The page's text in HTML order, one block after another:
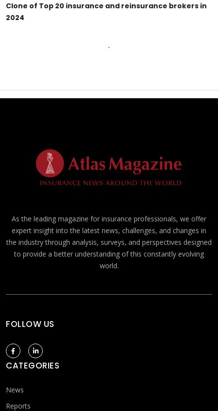
Clone of Top 20 insurance and reinsurance brokers in
2024
As the leading magazine for insurance professionals, we offer
expert insight into the latest news, challenges, and changes in
the industry through analysis, surveys, and perspectives designed
to provide a better understanding of this constantly evolving
world.
FOLLOW US
CATEGORIES
News
Reports